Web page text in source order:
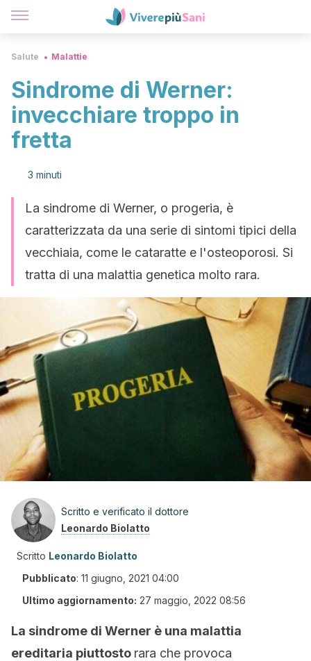
Salute Malattie
Sindrome di Werner:
invecchiare troppo in
fretta
3 minuti
La sindrome di Werner, o progeria, è
caratterizzata da una serie di sintomi tipici della
vecchiaia, come le cataratte e l'osteoporosi. Si
tratta di una malattia genetica molto rara.
Scritto e verificato il dottore
Leonardo Biolatto
Scritto Leonardo Biolatto
Pubblicato: 11 giugno, 2021 04:00
Ultimo aggiornamento: 27 maggio, 2022 08:56
La sindrome di Werner è una malattia
ereditaria piuttosto rara che provoca